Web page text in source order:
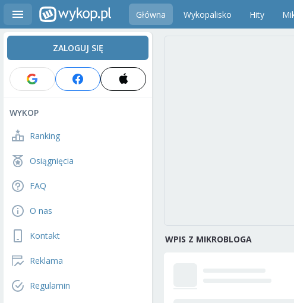
Główna Wykopalisko Hity
ZALOGUJ SIĘ
WYKOP
Ranking
Osiągnięcia
FAQ
O nas
Kontakt
Reklama
Regulamin
WPIS Z MIKROBLOGA